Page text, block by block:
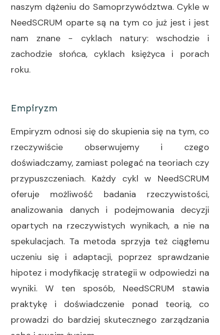
naszym dążeniu do Samoprzywództwa. Cykle w
NeedSCRUM oparte są na tym co już jest i jest
nam znane - cyklach natury: wschodzie i
zachodzie słońca, cyklach księżyca i porach
roku.
Empiryzm
Empiryzm odnosi się do skupienia się na tym, co
rzeczywiście obserwujemy i czego
doświadczamy, zamiast polegać na teoriach czy
przypuszczeniach. Każdy cykl w NeedSCRUM
oferuje możliwość badania rzeczywistości,
analizowania danych i podejmowania decyzji
opartych na rzeczywistych wynikach, a nie na
spekulacjach. Ta metoda sprzyja też ciągłemu
uczeniu się i adaptacji, poprzez sprawdzanie
hipotez i modyfikację strategii w odpowiedzi na
wyniki. W ten sposób, NeedSCRUM stawia
praktykę i doświadczenie ponad teorią, co
prowadzi do bardziej skutecznego zarządzania